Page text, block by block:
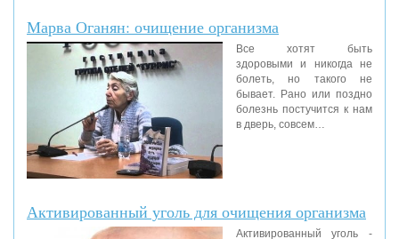
Марва Оганян: очищение организма
Все хотят быть
здоровыми и никогда не
болеть, но такого не
бывает. Рано или поздно
болезнь постучится к нам
в дверь, совсем…
Активированный уголь для очищения организма
Активированный уголь -